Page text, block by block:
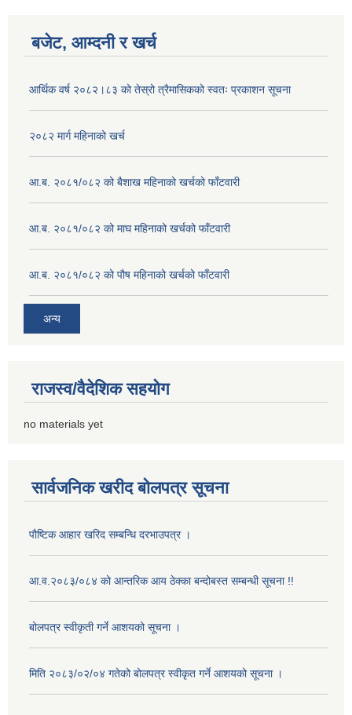
बजेट, आम्दनी र खर्च
आर्थिक वर्ष २०८२।८३ को तेस्रो त्रैमासिकको स्वतः प्रकाशन सूचना
२०८२ मार्ग महिनाको खर्च
आ.ब. २०८१/०८२ को बैशाख महिनाको खर्चको फाँटवारी
आ.ब. २०८१/०८२ को माघ महिनाको खर्चको फाँटवारी
आ.ब. २०८१/०८२ को पौष महिनाको खर्चको फाँटवारी
अन्य
राजस्व/वैदेशिक सहयोग
no materials yet
सार्वजनिक खरीद बोलपत्र सूचना
पौष्टिक आहार खरिद सम्बन्धि दरभाउपत्र ।
आ.व.२०८३/०८४ को आन्तरिक आय ठेक्का बन्दोबस्त सम्बन्धी सूचना !!
बोलपत्र स्वीकृती गर्ने आशयको सूचना ।
मिति २०८३/०२/०४ गतेको बोलपत्र स्वीकृत गर्ने आशयको सूचना ।